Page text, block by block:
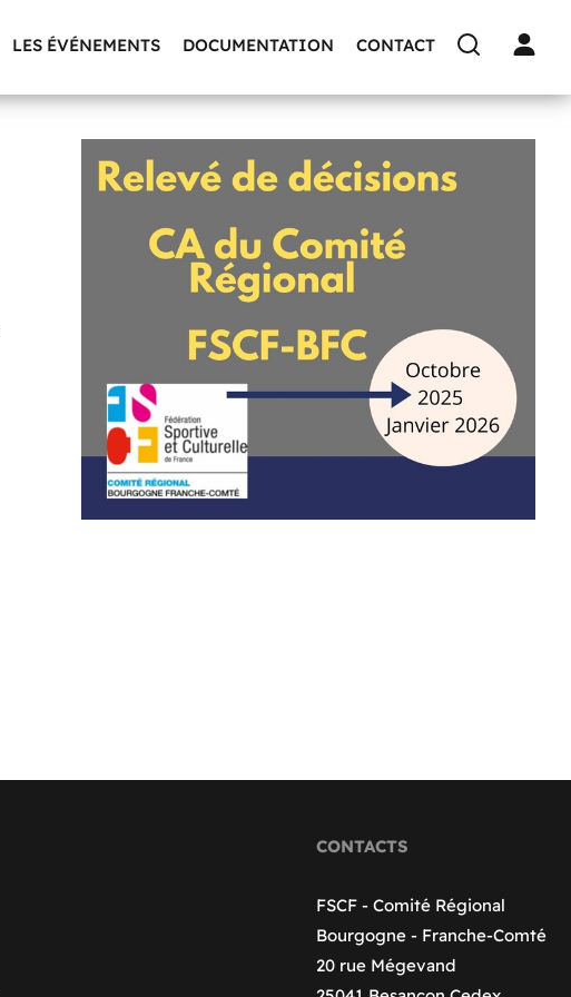
LES ÉVÉNEMENTS DOCUMENTATION CONTACT
CONTACTS
FSCF - Comité Régional
Bourgogne - Franche-Comté
20 rue Mégevand